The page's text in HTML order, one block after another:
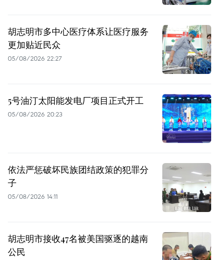
胡志明市多中心医疗体系让医疗服务
更加贴近民众
05/08/2026 22:27
5号油汀太阳能发电厂项目正式开工
05/08/2026 20:23
依法严惩破坏民族团结政策的犯罪分
子
05/08/2026 14:11
胡志明市接收47名被美国驱逐的越南
公民